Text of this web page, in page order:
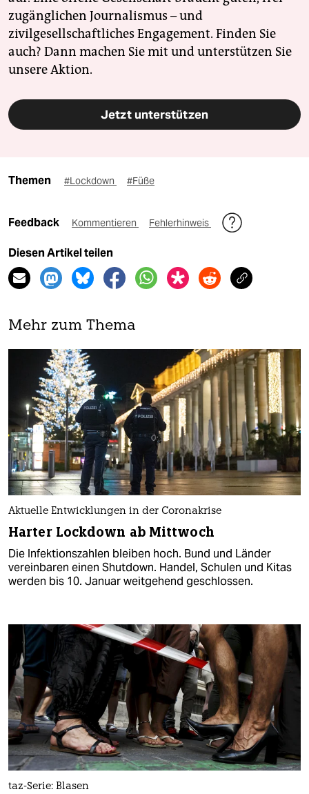
zugänglichen Journalismus – und
zivilgesellschaftliches Engagement. Finden Sie
auch? Dann machen Sie mit und unterstützen Sie
unsere Aktion.
Jetzt unterstützen
Themen #Lockdown #Füße
Feedback Kommentieren Fehlerhinweis
Diesen Artikel teilen
Mehr zum Thema
Aktuelle Entwicklungen in der Coronakrise
Harter Lockdown ab Mittwoch
Die Infektionszahlen bleiben hoch. Bund und Länder
vereinbaren einen Shutdown. Handel, Schulen und Kitas
werden bis 10. Januar weitgehend geschlossen.
taz-Serie: Blasen